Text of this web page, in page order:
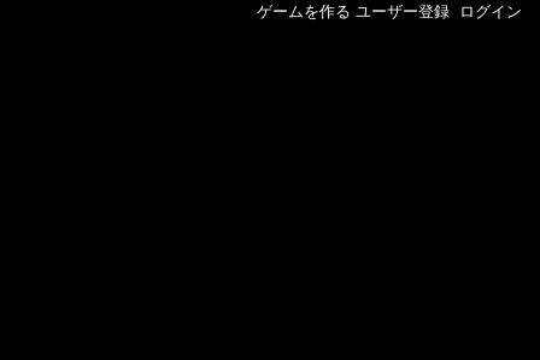
ゲームを作る ユーザー登録 ログイン